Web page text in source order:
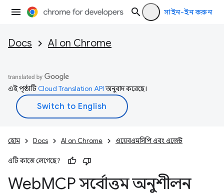
সাইন-ইন করুন
Docs AI on Chrome
এই পৃষ্ঠাটিCloud Translation APIঅনুবাদ করেছে।
হোম Docs AI on Chrome ওয়েবএমসিপি এবং এজেন্ট
এটি কাজে লেগেছে?
WebMCP সর্বোত্তম অনুশীলন